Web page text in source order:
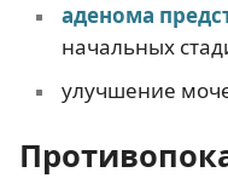
аденома
начальных
улучшение